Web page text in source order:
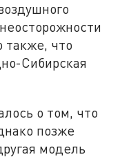
также, что
Сибирская
о том, что
позже
модель